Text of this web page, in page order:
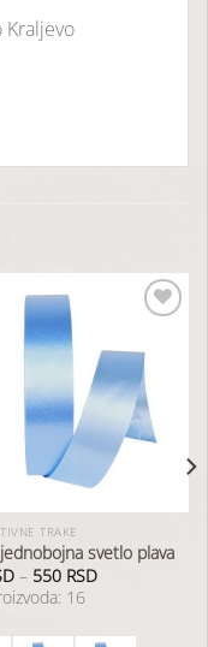
Dodaj
listu
želja
TRAKE
svetlo plava
– 550 RSD
16